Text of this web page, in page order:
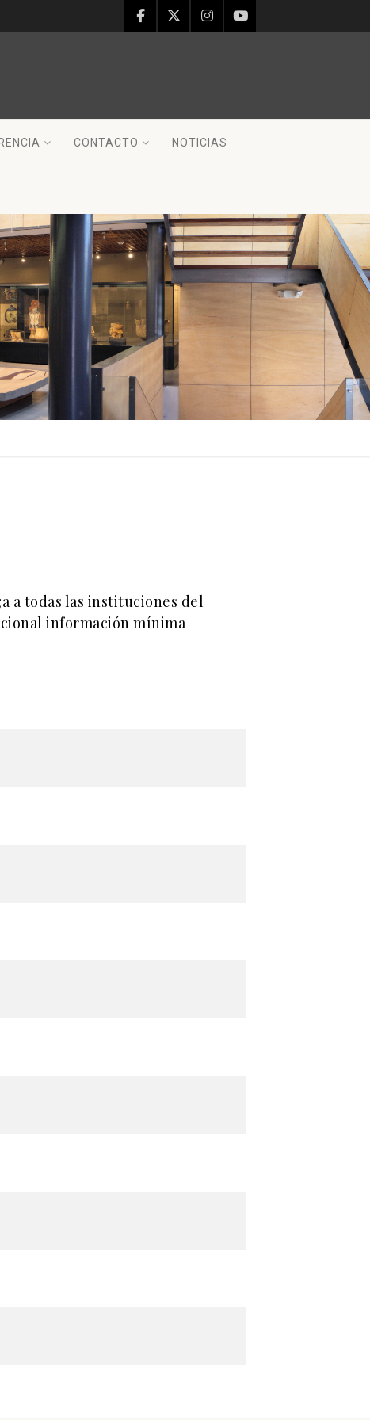
CONTACTO NOTICIAS
a todas las instituciones del
información mínima